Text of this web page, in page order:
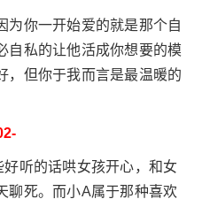
为你一开始爱的就是那个自
自私的让他活成你想要的模
，但你于我而言是最温暖的
听的话哄女孩开心，和女
聊死。而小A属于那种喜欢